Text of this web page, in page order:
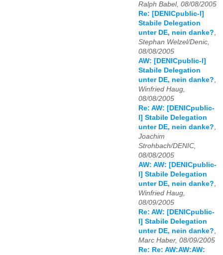
Ralph Babel, 08/08/2005
Re: [DENICpublic-l]
Stabile Delegation
unter DE, nein danke?,
Stephan Welzel/Denic,
08/08/2005
AW: [DENICpublic-l]
Stabile Delegation
unter DE, nein danke?,
Winfried Haug,
08/08/2005
Re: AW: [DENICpublic-
l] Stabile Delegation
unter DE, nein danke?,
Joachim
Strohbach/DENIC,
08/08/2005
AW: AW: [DENICpublic-
l] Stabile Delegation
unter DE, nein danke?,
Winfried Haug,
08/09/2005
Re: AW: [DENICpublic-
l] Stabile Delegation
unter DE, nein danke?,
Marc Haber, 08/09/2005
Re: Re: AW:AW:AW: